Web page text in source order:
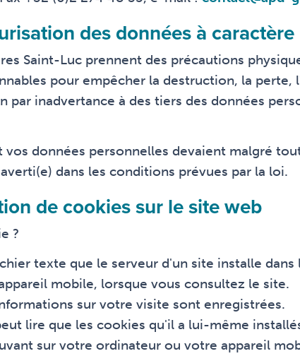
des données à
Saint-Luc prennent des précautions
pour empêcher la destruction, la perte,
par inadvertance à des tiers des données
vos données personnelles devaient malgré
dans les conditions prévues par la loi.
de cookies sur le site web
?
texte que le serveur d'un site installe
mobile, lorsque vous consultez le site.
sur votre visite sont enregistrées.
lire que les cookies qu'il a lui-même
sur votre ordinateur ou votre appareil